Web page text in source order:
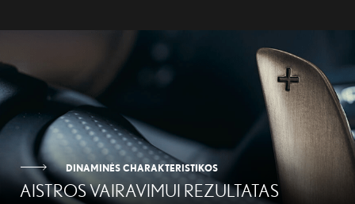
DINAMINĖS CHARAKTERISTIKOS
AISTROS VAIRAVIMUI REZULTATAS